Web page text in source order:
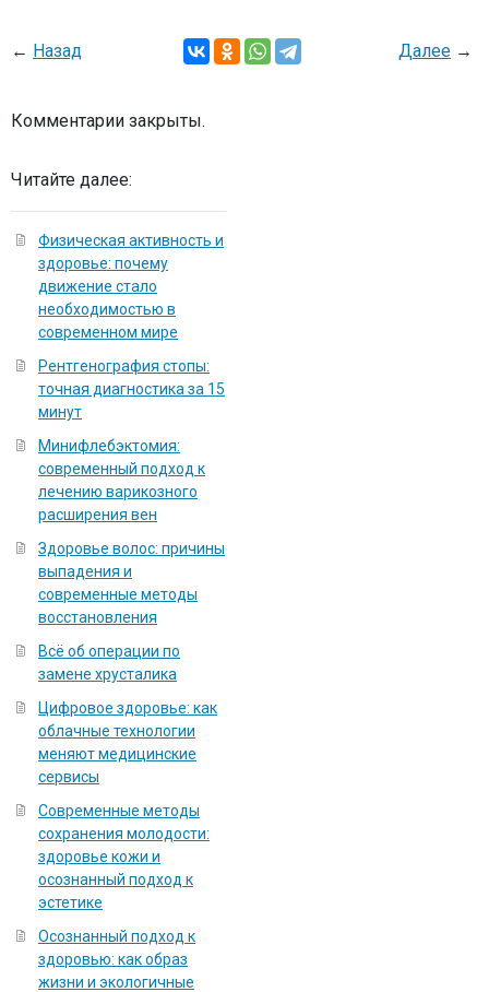
← Назад Далее →
Комментарии закрыты.
Читайте далее:
Физическая активность и
здоровье: почему
движение стало
необходимостью в
современном мире
Рентгенография стопы:
точная диагностика за 15
минут
Минифлебэктомия:
современный подход к
лечению варикозного
расширения вен
Здоровье волос: причины
выпадения и
современные методы
восстановления
Всё об операции по
замене хрусталика
Цифровое здоровье: как
облачные технологии
меняют медицинские
сервисы
Современные методы
сохранения молодости:
здоровье кожи и
осознанный подход к
эстетике
Осознанный подход к
здоровью: как образ
жизни и экологичные